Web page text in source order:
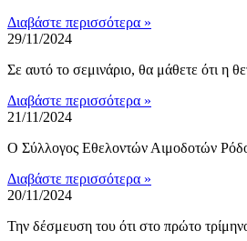
Διαβάστε περισσότερα »
29/11/2024
Σε αυτό το σεμινάριο, θα μάθετε ότι η
Διαβάστε περισσότερα »
21/11/2024
Ο Σύλλογος Εθελοντών Αιμοδοτών
Διαβάστε περισσότερα »
20/11/2024
Την δέσμευση του ότι στο πρώτο